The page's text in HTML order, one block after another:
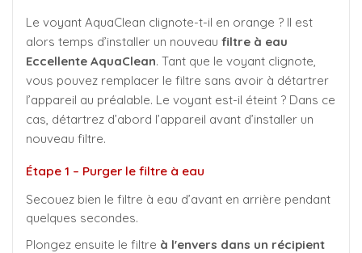
Le voyant AquaClean clignote-t-il en orange ? Il est
alors temps d’installer un nouveau filtre à eau
Eccellente AquaClean. Tant que le voyant clignote,
vous pouvez remplacer le filtre sans avoir à détartrer
l’appareil au préalable. Le voyant est-il éteint ? Dans ce
cas, détartrez d’abord l’appareil avant d’installer un
nouveau filtre.
Étape 1 – Purger le filtre à eau
Secouez bien le filtre à eau d’avant en arrière pendant
quelques secondes.
Plongez ensuite le filtre à l'envers dans un récipient